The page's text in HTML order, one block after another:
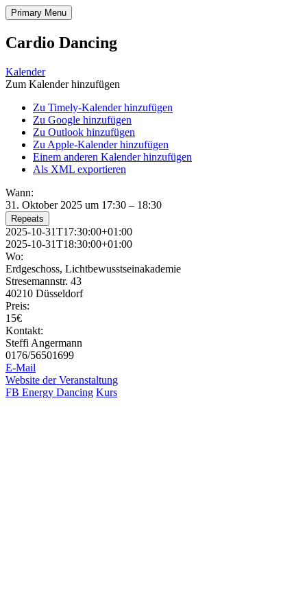
Skip
to
content
Kalender der Lichtbewusstseinakademie
Primary Menu
Cardio Dancing
Kalender
Zum Kalender hinzufügen
Zu Timely-Kalender hinzufügen
Zu Google hinzufügen
Zu Outlook hinzufügen
Zu Apple-Kalender hinzufügen
Einem anderen Kalender hinzufügen
Als XML exportieren
Wann:
31. Oktober 2025 um 17:30 – 18:30
Repeats
2025-10-31T17:30:00+01:00
2025-10-31T18:30:00+01:00
Wo:
Erdgeschoss, Lichtbewusstseinakademie
Stresemannstr. 43
40210 Düsseldorf
Preis:
15€
Kontakt:
Steffi Angermann
0176/56501699
E-Mail
Website der Veranstaltung
FB Energy Dancing Kurs